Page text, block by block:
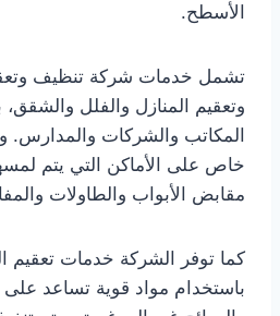
الأسطح.
تشمل خدمات شركة تنظيف
وتعقيم المنازل والفلل والشقق،
المكاتب والشركات والمدارس.
خاص على الأماكن التي يتم
مقابض الأبواب والطاولات
كما توفر الشركة خدمات تعقيم
باستخدام مواد قوية تساعد